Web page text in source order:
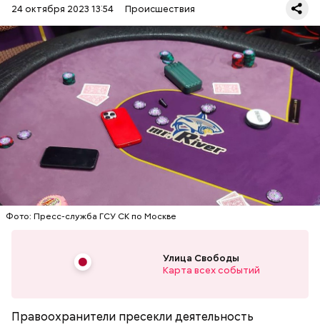
24 октября 2023 13:54 Происшествия
Фото: Пресс-служба ГСУ СК по Москве
Улица Свободы
Карта всех событий
Правоохранители пресекли деятельность
— Все дети содержались в нормальных условиях.
При этом женщина часто уезжала из дома и
находится няня, — сообщил собеседник «ВМ».
В ходе допроса задержанный заявил, что сам
занимался поисками места жительства Маргариты
Симоньян, за что СБУ вознаградила его денежной
суммой. Когда лидер «Параграфа-88» пришел на
место, где его куратор оставил деньги и автомат
Калашникова для реализации покушения, его уже
ждали российские спецслужбы.